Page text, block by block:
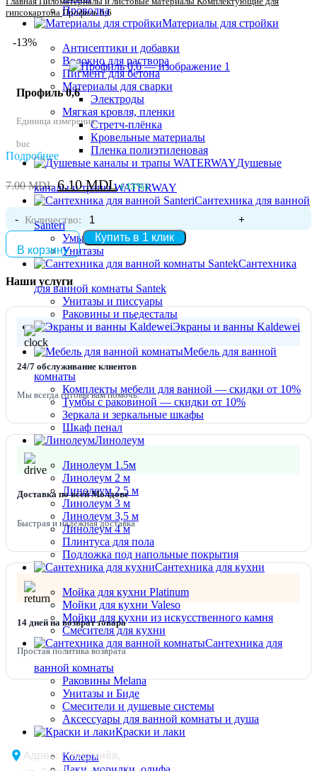
Проволка
Материалы для стройки
Антисептики и добавки
Волокно для раствора
Пигмент для бетона
Материалы для сварки
Электроды
Мягкая кровля, пленки
Стретч-плёнка
Кровельные материалы
Пленка полиэтиленовая
Душевые
каналы и трапы WATERWAY
Сантехника для ванной
Santeri
Умывальники, мойки
Унитазы
Сантехника
для ванной комнаты Santek
Унитазы и писсуары
Раковины и пьедесталы
Экраны и ванны Kaldewei
Мебель для ванной
комнаты
Комплекты мебели для ванной — скидки от 10%
Тумбы с раковиной — скидки от 10%
Зеркала и зеркальные шкафы
Шкаф пенал
Линолеум
Линолеум 1.5м
Линолеум 2 м
Линолеум 2,5 м
Линолеум 3 м
Линолеум 3,5 м
Линолеум 4 м
Плинтуса для пола
Подложка под напольные покрытия
Сантехника для кухни
Мойка для кухни Platinum
Мойки для кухни Valeso
Мойки для кухни из искусственного камня
Смесителя для кухни
Сантехника для
ванной комнаты
Раковины Melana
Унитазы и Биде
Смесители и душевые системы
Аксессуары для ванной комнаты и душа
Краски и лаки
Колеры
гипсокартона Профиль 0,6
-13%
Профиль 0,6
Единица измерения:
buc
Подробнее
7.00MDL Первоначальная
цена
составляла
7.00 MDL.
6.10MDLТекущая
цена:
(-13%)
Количество:
В корзину
Купить в 1 клик
Наши услуги
24/7 обслуживание клиентов
Мы всегда готовы вам помочь.
Доставка по всей Молдове
Быстрая и надежная доставка
14 дней на возврат товара
Простая политика возврата
Адрес: г. Кишинёв,